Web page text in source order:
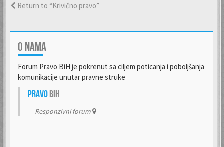
Return to “Krivično pravo”
O NAMA
Forum Pravo BiH je pokrenut sa ciljem poticanja i poboljšanja
komunikacije unutar pravne struke
PravoBiH
Responzivni forum